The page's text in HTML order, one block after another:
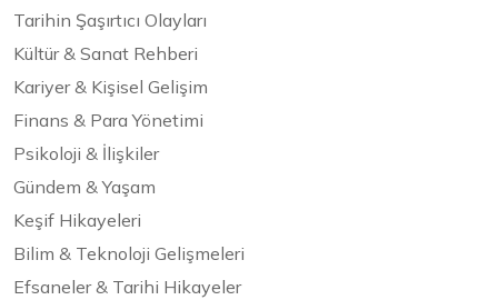
Tarihin Şaşırtıcı Olayları
Kültür & Sanat Rehberi
Kariyer & Kişisel Gelişim
Finans & Para Yönetimi
Psikoloji & İlişkiler
Gündem & Yaşam
Keşif Hikayeleri
Bilim & Teknoloji Gelişmeleri
Efsaneler & Tarihi Hikayeler